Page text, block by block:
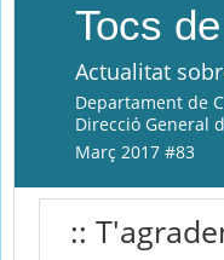
Tocs
Actualitat
Departament de
Direcció General
Març 2017 #83
::